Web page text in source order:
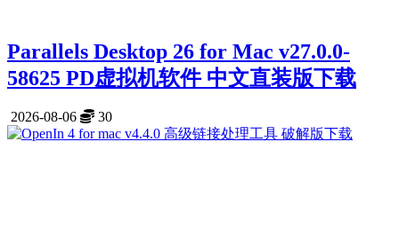
Parallels Desktop 26 for Mac v27.0.0-
58625 PD虚拟机软件 中文直装版下载
2026-08-06 30